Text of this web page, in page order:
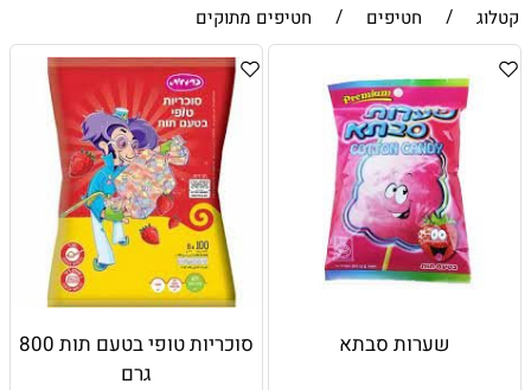
קטלוג / חטיפים / חטיפים מתוקים
שערות סבתא
סוכריות טופי בטעם תות 800
גרם